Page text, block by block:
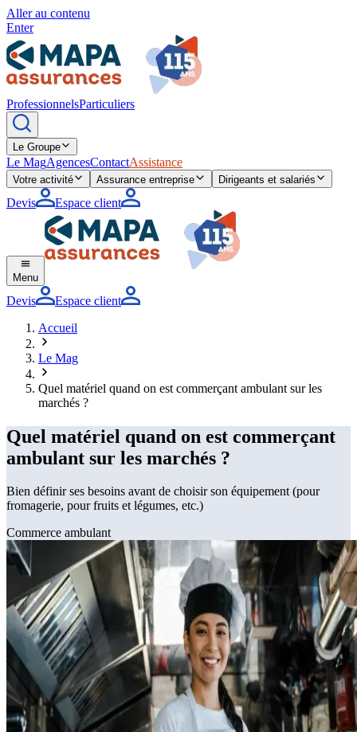
Aller au contenu
Enter
ProfessionnelsParticuliers
Le Groupe
Le MagAgencesContactAssistance
Votre activité Assurance entreprise Dirigeants et salariés
Devis Espace client
Menu
Devis
Espace client
Accueil
Le Mag
Quel matériel quand on est commerçant ambulant sur les
marchés ?
Quel matériel quand on est commerçant
ambulant sur les marchés ?
Bien définir ses besoins avant de choisir son équipement (pour
fromagerie, pour fruits et légumes, etc.)
Commerce ambulant